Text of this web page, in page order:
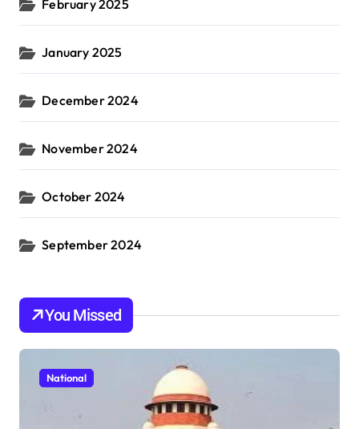
February 2025
January 2025
December 2024
November 2024
October 2024
September 2024
You Missed
National